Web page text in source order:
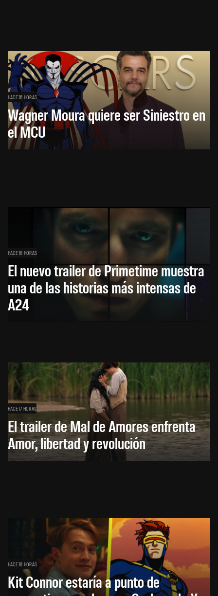
HACE 16 HORAS
Wagner Moura quiere ser Siniestro en
el MCU
HACE 16 HORAS
El nuevo trailer de Primetime muestra
una de las historias más intensas de
A24
HACE 17 HORAS
El trailer de Mal de Amores enfrenta
Amor, libertad y revolución
HACE 18 HORAS
Kit Connor estaría a punto de